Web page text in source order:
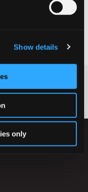
Show details
only